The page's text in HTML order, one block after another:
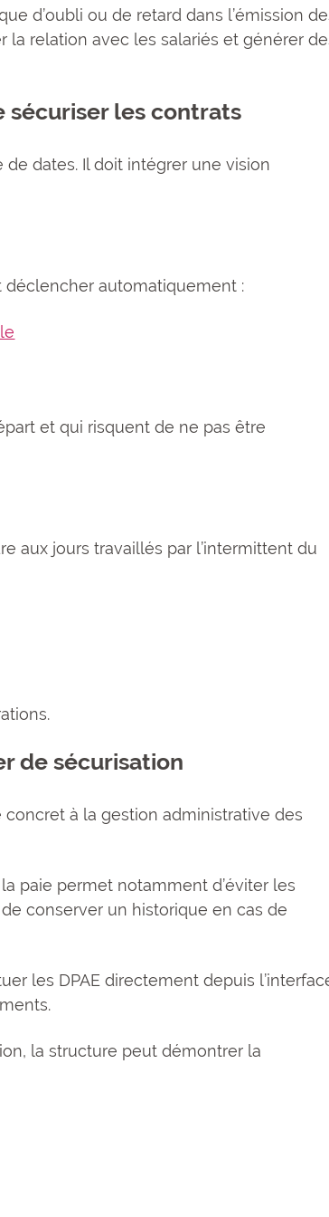
d’oubli ou de retard dans l’émission
la relation avec les salariés et générer
les contrats
dates. Il doit intégrer une vision
automatiquement :
et qui risquent de ne pas être
aux jours travaillés par l’intermittent du
de sécurisation
à la gestion administrative des
paie permet notamment d’éviter les
conserver un historique en cas de
les DPAE directement depuis
la structure peut démontrer la